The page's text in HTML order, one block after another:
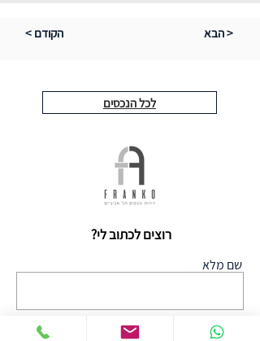
< הקודם הבא >
לכל הנכסים
רוצים לכתוב לי?
שם מלא